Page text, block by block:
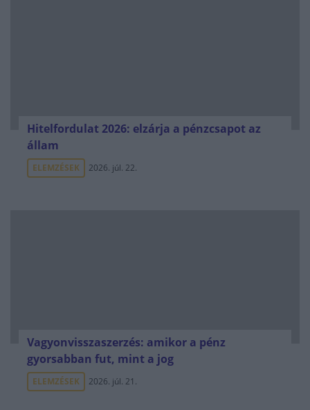
Hitelfordulat 2026: elzárja a pénzcsapot az
állam
ELEMZÉSEK 2026. júl. 22.
Vagyonvisszaszerzés: amikor a pénz
gyorsabban fut, mint a jog
ELEMZÉSEK 2026. júl. 21.